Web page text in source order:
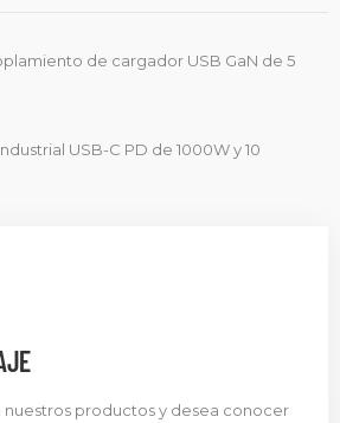
de cargador USB GaN de 5
USB-C PD de 1000W y 10
nuestros productos y desea conocer